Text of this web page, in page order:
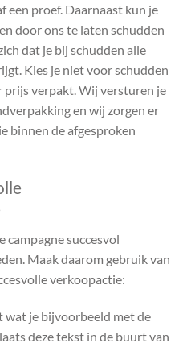
een proef. Daarnaast kun je
door ons te laten schudden
dat je bij schudden alle
Kies je niet voor schudden
prijs verpakt. Wij versturen je
en wij zorgen er
binnen de afgesproken
succesvol
Maak daarom gebruik van
verkoopactie:
wat je bijvoorbeeld met de
deze tekst in de buurt van